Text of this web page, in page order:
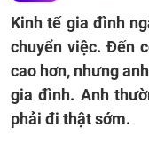
Kinh tế gia đình
chuyển việc. Đến
cao hơn, nhưng
gia đình. Anh
phải đi thật sớm.